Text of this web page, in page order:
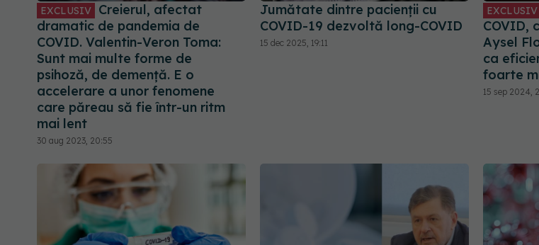
EXCLUSIV
Creierul, afectat
dramatic de pandemia de
COVID. Valentin-Veron Toma:
Sunt mai multe forme de
psihoză, de demență. E o
accelerare a unor fenomene
care păreau să fie într-un ritm
mai lent
30 aug 2023, 20:55
Jumătate dintre pacienții cu
COVID-19 dezvoltă long-COVID
15 dec 2025, 19:11
EXCLUSIV
COVID,
Aysel
ca
foarte
15 sep 2024,